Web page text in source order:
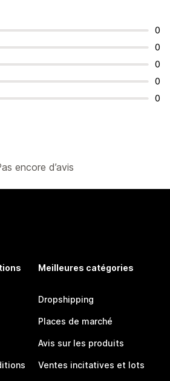
0
0
0
0
0
encore d’avis
Meilleures catégories
Dropshipping
Places de marché
Avis sur les produits
Ventes incitatives et lots